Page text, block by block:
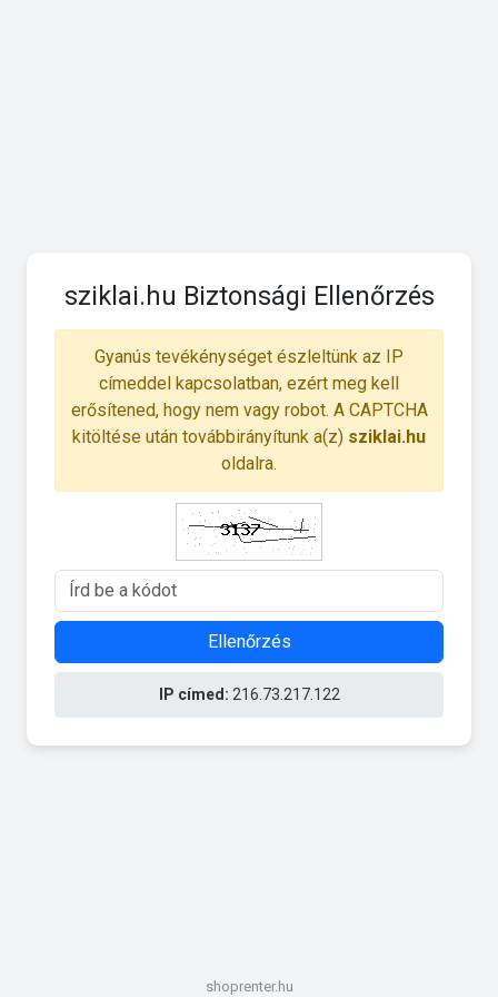
sziklai.hu Biztonsági Ellenőrzés
Gyanús tevékénységet észleltünk az IP
címeddel kapcsolatban, ezért meg kell
erősítened, hogy nem vagy robot. A CAPTCHA
kitöltése után továbbirányítunk a(z) sziklai.hu
oldalra.
Ellenőrzés
IP címed: 216.73.217.122
shoprenter.hu